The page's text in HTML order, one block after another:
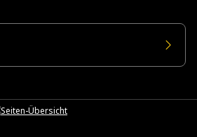
Seiten-Übersicht